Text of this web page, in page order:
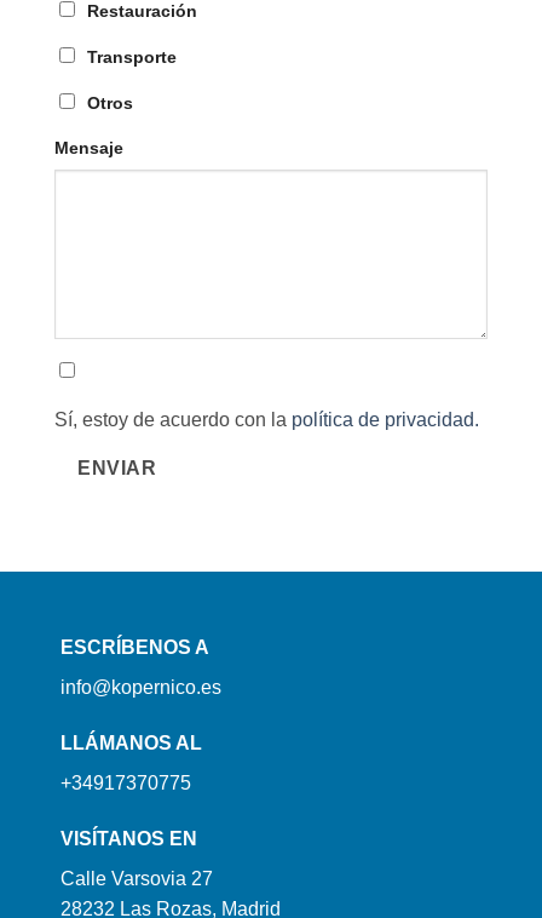
Restauración
Transporte
Otros
Mensaje
Sí, estoy de acuerdo con la política de privacidad.
ENVIAR
ESCRÍBENOS A
info@kopernico.es
LLÁMANOS AL
+34917370775
VISÍTANOS EN
Calle Varsovia 27
28232 Las Rozas, Madrid